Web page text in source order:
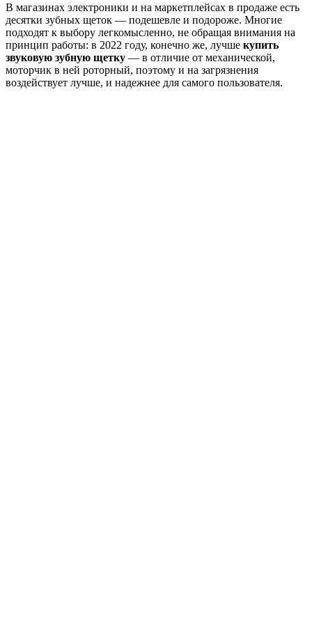
В магазинах электроники и на маркетплейсах в продаже есть
десятки зубных щеток — подешевле и подороже. Многие
подходят к выбору легкомысленно, не обращая внимания на
принцип работы: в 2022 году, конечно же, лучше купить
звуковую зубную щетку — в отличие от механической,
моторчик в ней роторный, поэтому и на загрязнения
воздействует лучше, и надежнее для самого пользователя.